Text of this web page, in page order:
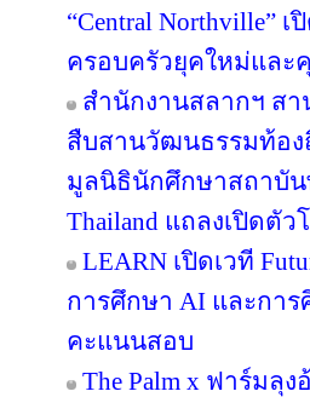
“Central Northville”
ครอบครัวยุคใหม่แล
สำนักงานสลากฯ สา
สืบสานวัฒนธรรมท้อง
มูลนิธินักศึกษาสถาบัน
Thailand แถลงเปิดตัว
LEARN เปิดเวที
การศึกษา AI และกา
คะแนนสอบ
The Palm x ฟาร์มลุ